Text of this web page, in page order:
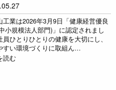
工業は2026年3月9日「健康経営優良
小規模法人部門)」に認定されまし
員ひとりひとりの健康を大切にし、
すい環境づくりに取組ん…
読む